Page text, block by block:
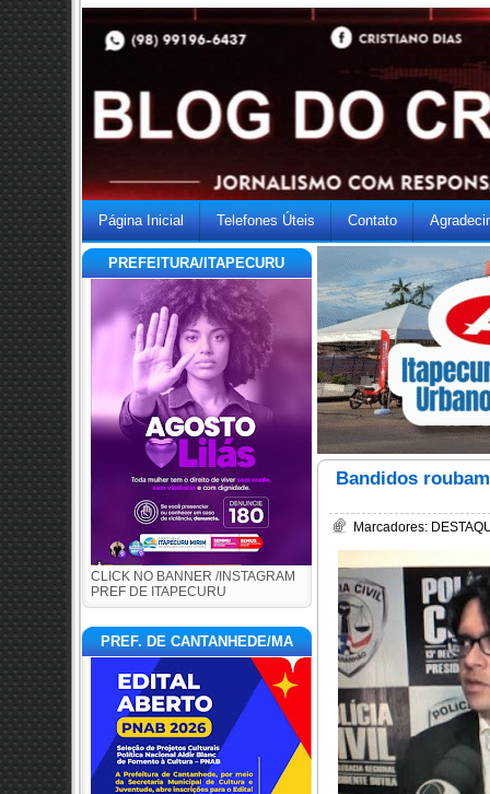
Página Inicial Telefones Úteis Contato
PREFEITURA/ITAPECURU
CLICK NO BANNER /INSTAGRAM
PREF DE ITAPECURU
PREF. DE CANTANHEDE/MA
Bandidos
Marcadores: